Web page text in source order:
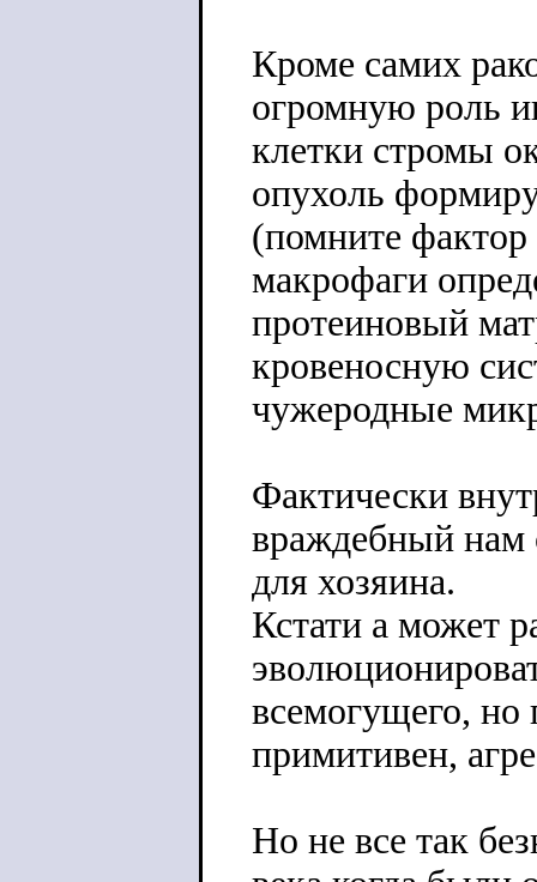
Кроме самих
огромную роль
клетки стромы
опухоль
(помните
макрофаги
протеиновый
кровеносную
чужеродные
Фактически
враждебный
для хозяина.
Кстати а может
всемогущего, но
примитивен,
Но не все так